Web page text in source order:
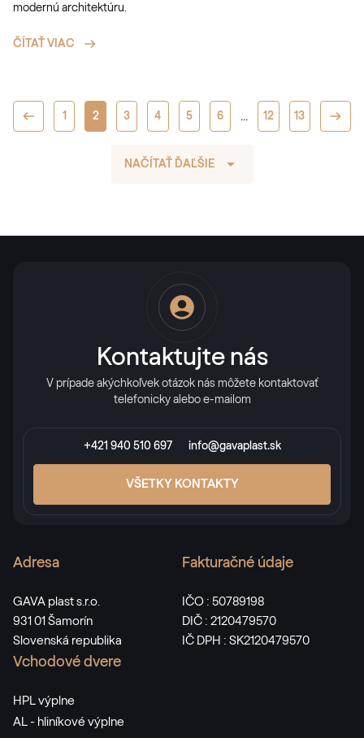
modernú architektúru.
ČÍTAŤ VIAC
1 2 3 4 5 6 ... 12 13
NAČÍTAŤ ĎAĽŠIE
Kontaktujte nás
V prípade akýchkoľvek otázok nás môžete kontaktovať
telefonicky alebo e-mailom
+421 940 510 697 info@gavaplast.sk
VŠETKY KONTAKTY
Adresa
GAVA plast s.r.o.
931 01 Šamorín
Slovenská republika
Fakturačné údaje
IČO : 50789198
DIČ : 2120479570
IČ DPH : SK2120479570
Vchodové dvere
HPL výplne
AL - hliníkové výplne